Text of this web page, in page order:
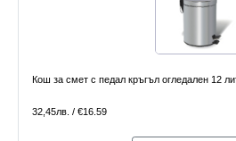
Кош за смет с педал кръгъл огледален 12
32,45лв. / €16.59